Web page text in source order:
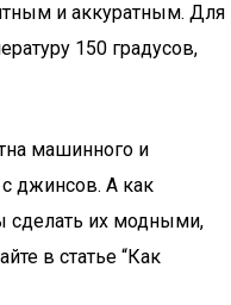
и аккуратным. Для
150 градусов,
машинного и
джинсов. А как
сделать их модными,
в статье “Как